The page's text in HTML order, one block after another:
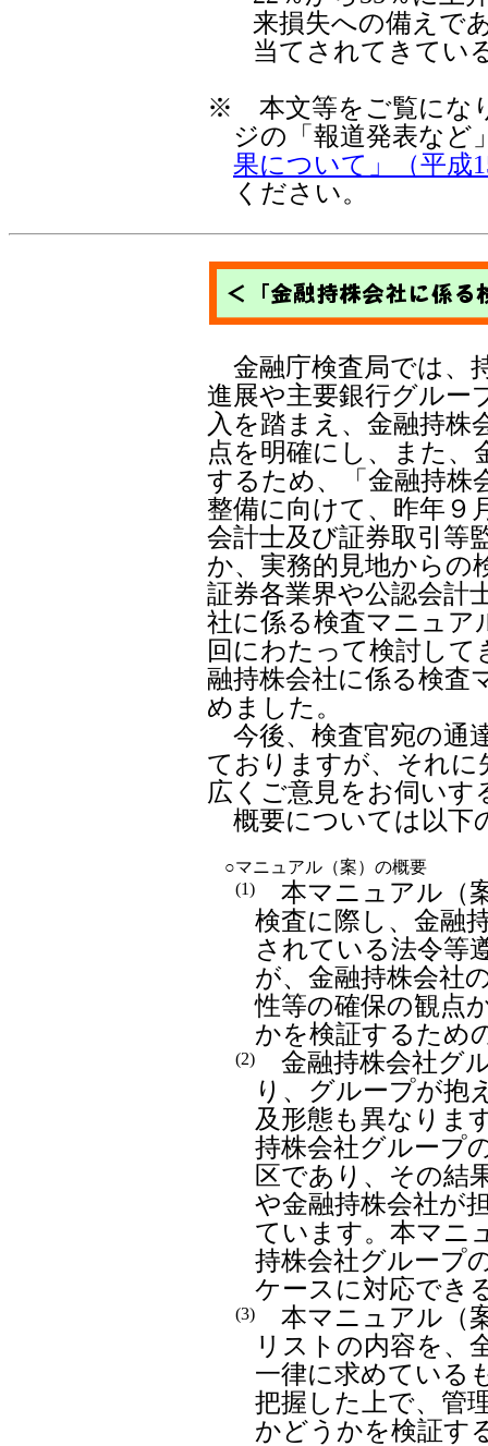
来損失への備えで
当てされてきてい
※
本文等をご覧にな
ジの「報道発表など
果について」（平成
ください。
金融庁検査局では、
進展や主要銀行グルー
入を踏まえ、金融持株
点を明確にし、また、
するため、「金融持株
整備に向けて、昨年９
会計士及び証券取引等
か、実務的見地からの
証券各業界や公認会計
社に係る検査マニュア
回にわたって検討し
融持株会社に係る検査
めました。
今後、検査官宛の通
ておりますが、それに
広くご意見をお伺い
概要については以下
○マニュアル（案）の概要
(1)
本マニュアル（
検査に際し、金融
されている法令等
が、金融持株会社
性等の確保の観点
かを検証するため
(2)
金融持株会社グ
り、グループが抱
及形態も異なりま
持株会社グループ
区であり、その結
や金融持株会社が
ています。本マニ
持株会社グループ
ケースに対応でき
(3)
本マニュアル（
リストの内容を、
一律に求めている
把握した上で、管
かどうかを検証す